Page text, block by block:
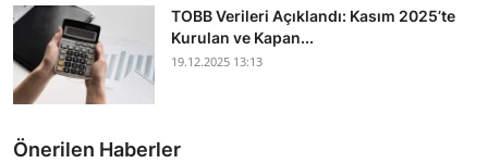
TOBB Verileri Açıklandı: Kasım 2025’te
Kurulan ve Kapan...
19.12.2025 13:13
Önerilen Haberler